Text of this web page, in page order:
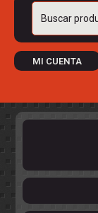
Buscar
MI CUENTA